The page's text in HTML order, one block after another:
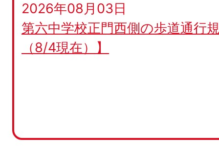
2026年08月03日
第六中学校正門西側の歩道通行
（8/4現在）】